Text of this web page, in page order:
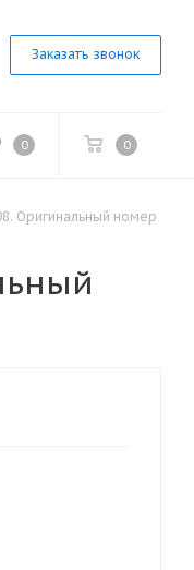
Заказать звонок
0 0
Оригинальный номер